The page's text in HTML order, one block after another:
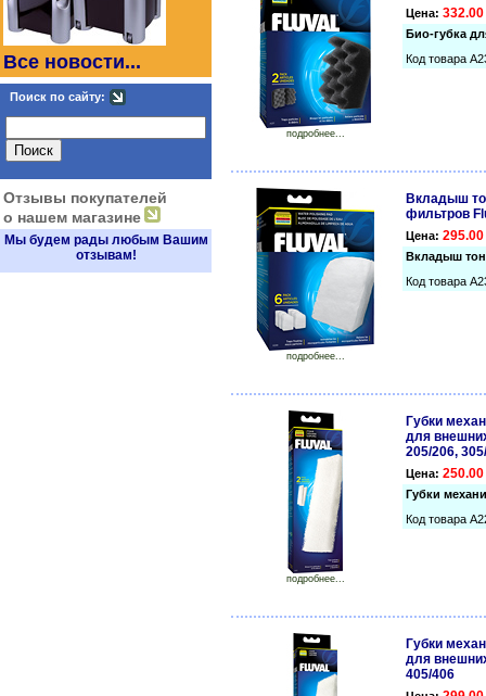
Все новости...
Поиск по сайту:
Отзывы покупателей
о нашем магазине
Мы будем рады любым Вашим
отзывам!
подробнее...
Цена: 332.00
Био-губка
Код товара
подробнее...
Вкладыш
фильтров
Цена: 295.00
Вкладыш
Код товара
подробнее...
Губки
для
205/206,
Цена: 250.00
Губки
Код товара
Губки
для
405/406